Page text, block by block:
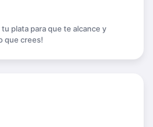
plata para que te alcance y
que crees!